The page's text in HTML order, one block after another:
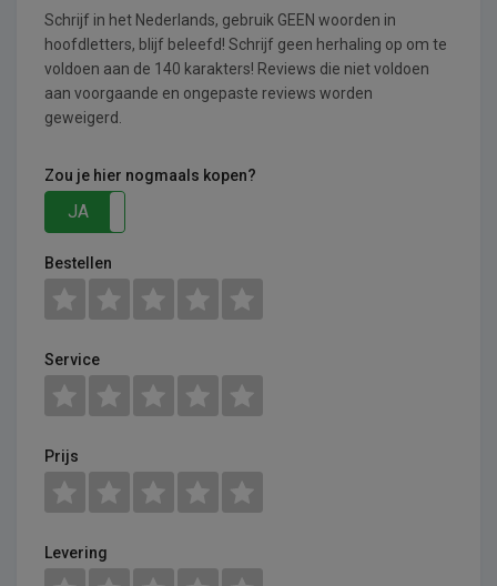
Schrijf in het Nederlands, gebruik GEEN woorden in
hoofdletters, blijf beleefd! Schrijf geen herhaling op om te
voldoen aan de 140 karakters! Reviews die niet voldoen
aan voorgaande en ongepaste reviews worden
geweigerd.
Zou je hier nogmaals kopen?
JA
Bestellen
Service
Prijs
Levering